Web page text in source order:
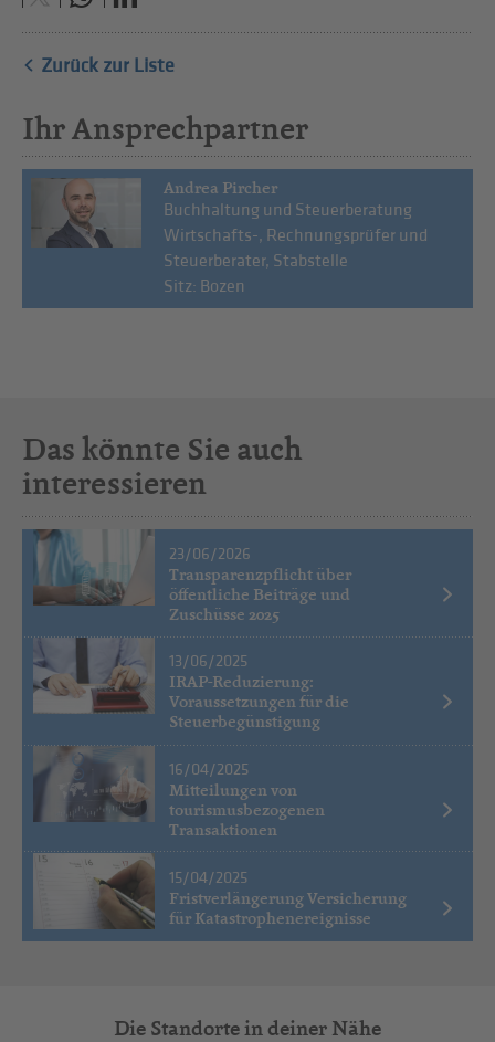
Zurück zur Liste
Ihr Ansprechpartner
Andrea Pircher
Buchhaltung und Steuerberatung
Wirtschafts-, Rechnungsprüfer und
Steuerberater, Stabstelle
Sitz: Bozen
Das könnte Sie auch
interessieren
23/06/2026
Transparenzpflicht über
öffentliche Beiträge und
Zuschüsse 2025
13/06/2025
IRAP-Reduzierung:
Voraussetzungen für die
Steuerbegünstigung
16/04/2025
Mitteilungen von
tourismusbezogenen
Transaktionen
15/04/2025
Fristverlängerung Versicherung
für Katastrophenereignisse
Die Standorte in deiner Nähe